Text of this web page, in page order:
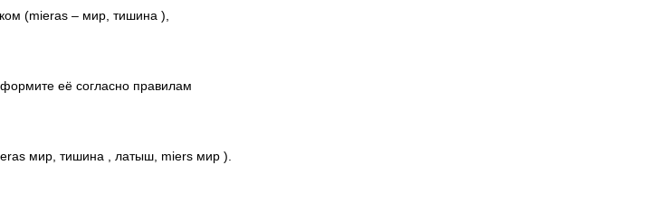
(mieras – мир, тишина ),
её согласно правилам
мир, тишина , латыш, miers мир ).